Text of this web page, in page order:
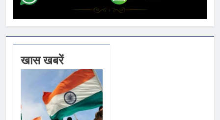
खास खबरें